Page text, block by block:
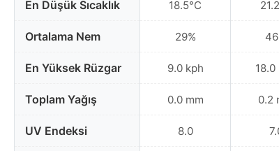
En Düşük Sıcaklık
Ortalama Nem
En Yüksek Rüzgar
Toplam Yağış
UV Endeksi
18.5°C
29%
9.0 kph
0.0 mm
8.0
18.0
0.2